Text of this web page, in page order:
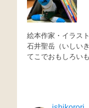
絵本作家・イラス
石井聖岳（いしい
てこでおもしろい